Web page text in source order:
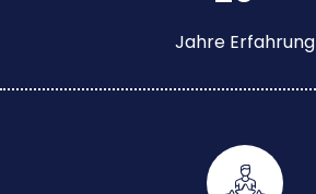
Jahre Erfahrung